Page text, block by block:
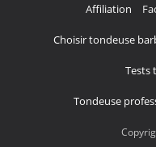
Affiliation
Choisir tondeuse
Tests
Tondeuse